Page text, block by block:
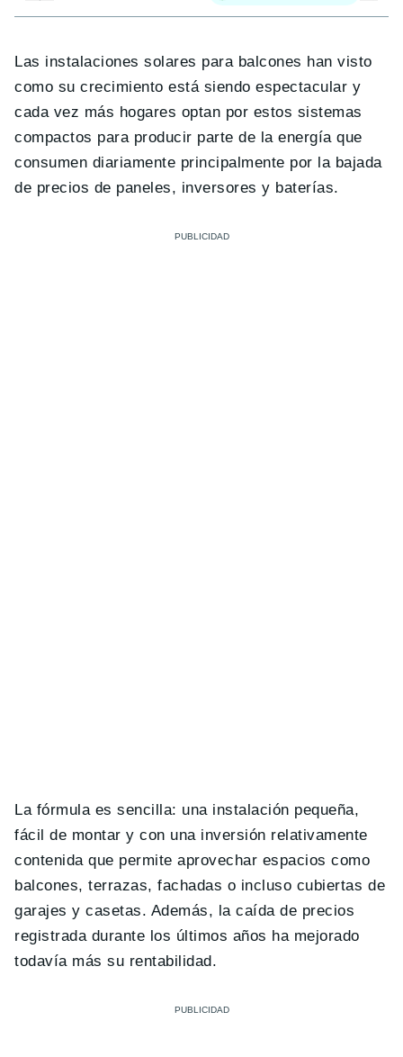
Las instalaciones solares para balcones han visto
como su crecimiento está siendo espectacular y
cada vez más hogares optan por estos sistemas
compactos para producir parte de la energía que
consumen diariamente principalmente por la bajada
de precios de paneles, inversores y baterías.
La fórmula es sencilla: una instalación pequeña,
fácil de montar y con una inversión relativamente
contenida que permite aprovechar espacios como
balcones, terrazas, fachadas o incluso cubiertas de
garajes y casetas. Además, la caída de precios
registrada durante los últimos años ha mejorado
todavía más su rentabilidad.